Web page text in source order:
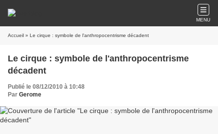
MENU
Accueil » Le cirque : symbole de l'anthropocentrisme décadent
Le cirque : symbole de l'anthropocentrisme
décadent
Publié le 08/12/2010 à 10:48
Par Gerome